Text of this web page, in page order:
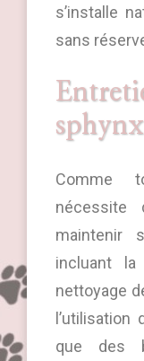
s’installe
sans
sphynx
Comme
nécessite
maintenir
incluant
nettoyage
l’utilisation
que des